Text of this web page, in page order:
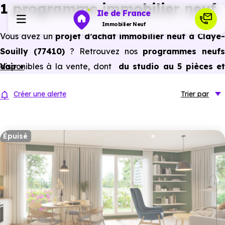
Ile de France
Immobilier Neuf
Programmes neufs
Habiter
Actualités
Ressources
Financer
1 programme immobilier neuf
Vous avez unprojet d’achat immobilier neuf à Claye-
Souilly (77410) ? Retrouvez nos programmes neufs
disponibles à la vente, dont
du studio au 5 pièces et
des avantages du neuf :
PTZ, TVA réduite
dans certains
cas, frais de notaire réduits, bonnes performances
énergétiques, garanties constructeur, etc.
Voir +
Créer une alerte Trier par
Épuisé